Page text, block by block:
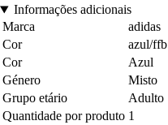
Informações adicionais
Marca
adidas
Cor
azul/ffb
Cor
Azul
Género
Misto
Grupo etário
Adulto
Quantidade por produto 1